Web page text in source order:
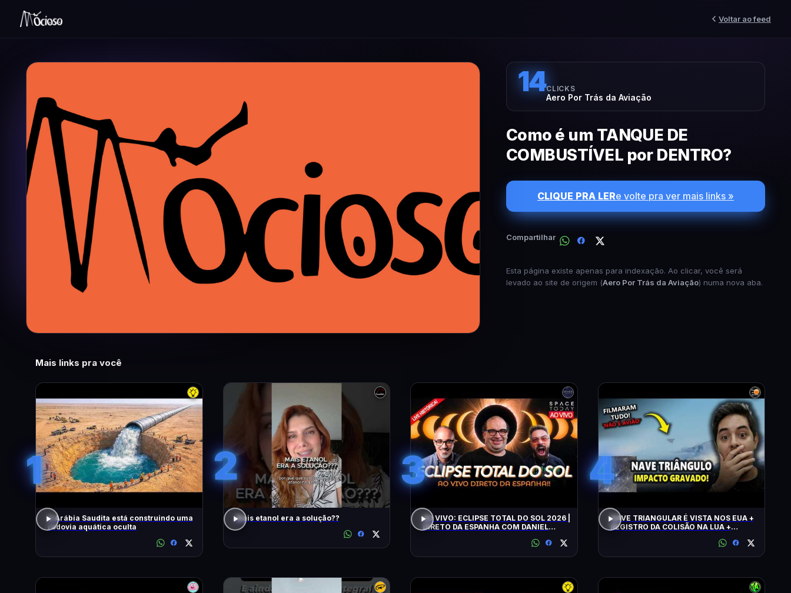
Voltar ao feed
14CLICKS
Aero Por Trás da Aviação
Como é um TANQUE DE
COMBUSTÍVEL por DENTRO?
CLIQUE PRA LERe volte pra ver mais links »
Compartilhar
Esta página existe apenas para indexação. Ao clicar, você será
levado ao site de origem (Aero Por Trás da Aviação) numa nova aba.
Mais links pra você
1
A Arábia Saudita está construindo uma
rodovia aquática oculta
2
Mais etanol era a solução??
3
AO VIVO: ECLIPSE TOTAL DO SOL 2026 |
DIRETO DA ESPANHA COM DANIEL
4
NAVE TRIANGULAR É VISTA NOS EUA +
REGISTRO DA COLISÃO NA LUA +